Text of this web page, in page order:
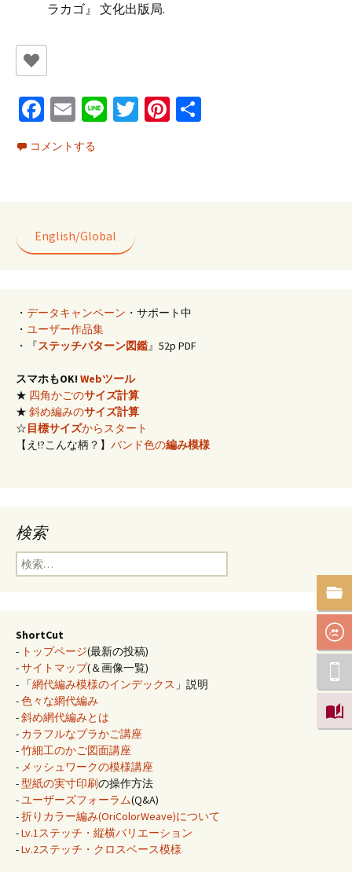
ラカゴ』 文化出版局.
Fa
ce
b
k
E
m
ai
Li T
Pi
コメントする
English/Global
・ データキャンペーン ・サポート中
・ ユーザー作品集
・『ステッチパターン図鑑』52p PDF
スマホもOK! Webツール
★ 四角かごのサイズ計算
★ 斜め編みのサイズ計算
☆目標サイズからスタート
【え!?こんな柄？】 バンド色の編み模様
検索
検
索:
ShortCut
- トップページ(最新の投稿)
-サイトマップ(＆画像一覧)
- 「網代編み模様のインデックス 」説明
-色々な網代編み
-斜め網代編みとは
- カラフルなプラかご講座
-竹細工のかご図面講座
- メッシュワークの模様講座
-型紙の実寸印刷の操作方法
-ユーザーズフォーラム(Q&A)
-折りカラー編み(OriColorWeave)について
-Lv.1ステッチ・縦横バリエーション
-Lv.2ステッチ・クロスベース模様